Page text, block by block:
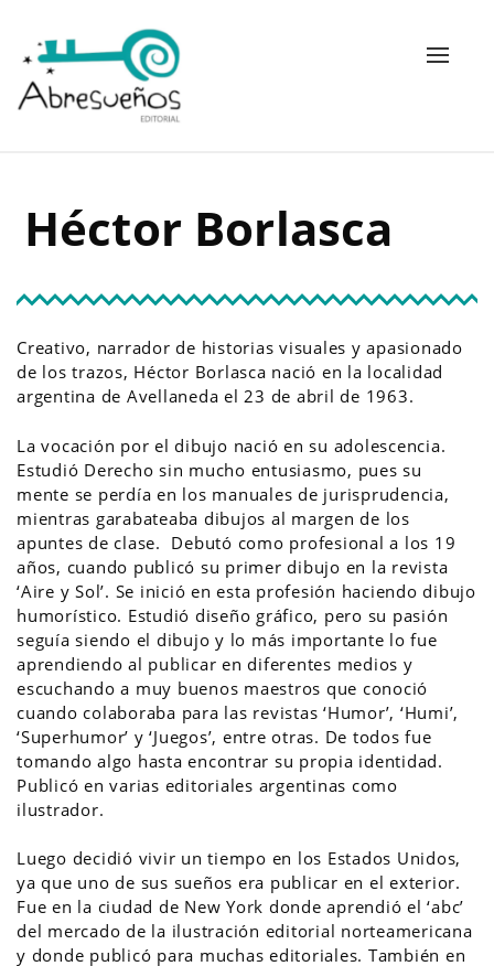
Héctor Borlasca
Creativo, narrador de historias visuales y apasionado
de los trazos, Héctor Borlasca nació en la localidad
argentina de Avellaneda el 23 de abril de 1963.
La vocación por el dibujo nació en su adolescencia.
Estudió Derecho sin mucho entusiasmo, pues su
mente se perdía en los manuales de jurisprudencia,
mientras garabateaba dibujos al margen de los
apuntes de clase. Debutó como profesional a los 19
años, cuando publicó su primer dibujo en la revista
‘Aire y Sol’. Se inició en esta profesión haciendo dibujo
humorístico. Estudió diseño gráfico, pero su pasión
seguía siendo el dibujo y lo más importante lo fue
aprendiendo al publicar en diferentes medios y
escuchando a muy buenos maestros que conoció
cuando colaboraba para las revistas ‘Humor’, ‘Humi’,
‘Superhumor’ y ‘Juegos’, entre otras. De todos fue
tomando algo hasta encontrar su propia identidad.
Publicó en varias editoriales argentinas como
ilustrador.
Luego decidió vivir un tiempo en los Estados Unidos,
ya que uno de sus sueños era publicar en el exterior.
Fue en la ciudad de New York donde aprendió el ‘abc’
del mercado de la ilustración editorial norteamericana
y donde publicó para muchas editoriales. También en